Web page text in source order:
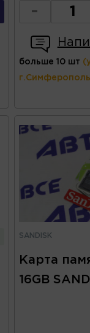
-
больше 10 шт
SANDISK
Карта
16GB